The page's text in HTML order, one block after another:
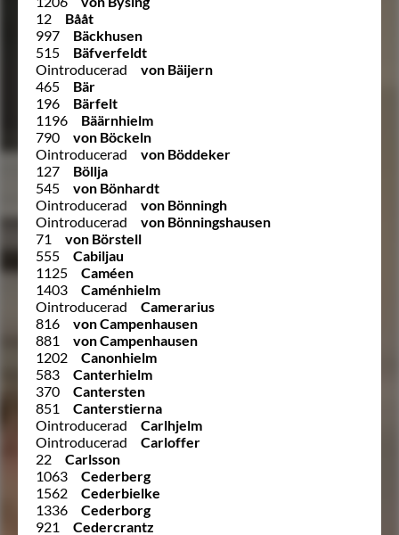
12
Bååt
997
Bäckhusen
515
Bäfverfeldt
Ointroducerad
von Bäijern
465
Bär
196
Bärfelt
1196
Bäärnhielm
790
von Böckeln
Ointroducerad
von Böddeker
127
Böllja
545
von Bönhardt
Ointroducerad
von Bönningh
Ointroducerad
von Bönningshausen
71
von Börstell
555
Cabiljau
1125
Caméen
1403
Caménhielm
Ointroducerad
Camerarius
816
von Campenhausen
881
von Campenhausen
1202
Canonhielm
583
Canterhielm
370
Cantersten
851
Canterstierna
Ointroducerad
Carlhjelm
Ointroducerad
Carloffer
22
Carlsson
1063
Cederberg
1562
Cederbielke
1336
Cederborg
921
Cedercrantz